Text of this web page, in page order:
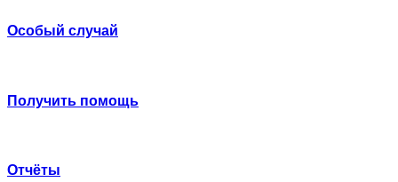
Особый случай
Получить помощь
Отчёты